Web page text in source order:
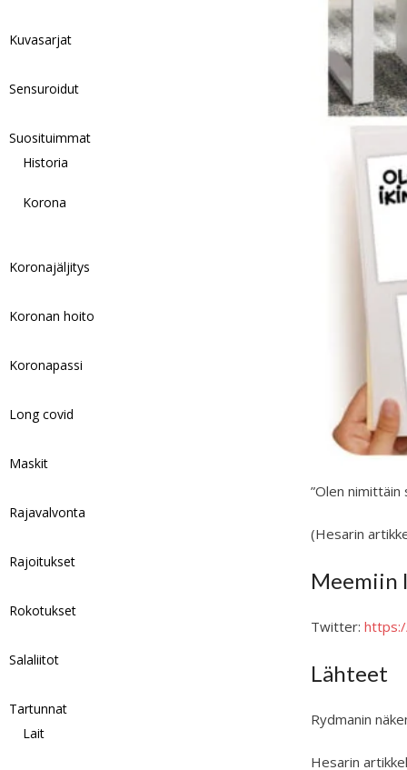
”Olen
(Hesarin
Meemiin
Twitter:
Lähteet
Rydmanin
Hesarin
Kuvasarjat
Sensuroidut
Suosituimmat
Historia
Korona
Koronajäljitys
Koronan hoito
Koronapassi
Long covid
Maskit
Rajavalvonta
Rajoitukset
Rokotukset
Salaliitot
Tartunnat
Lait